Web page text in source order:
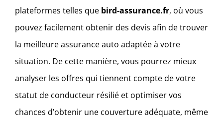
plateformes telles que bird-assurance.fr, où vous
pouvez facilement obtenir des devis afin de trouver
la meilleure assurance auto adaptée à votre
situation. De cette manière, vous pourrez mieux
analyser les offres qui tiennent compte de votre
statut de conducteur résilié et optimiser vos
chances d’obtenir une couverture adéquate, même